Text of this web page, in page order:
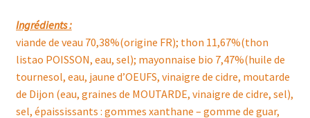
Ingrédients :
viande de veau 70,38%(origine FR); thon 11,67%(thon
listao POISSON, eau, sel); mayonnaise bio 7,47%(huile de
tournesol, eau, jaune d’OEUFS, vinaigre de cidre, moutarde
de Dijon (eau, graines de MOUTARDE, vinaigre de cidre, sel),
sel, épaississants : gommes xanthane – gomme de guar,